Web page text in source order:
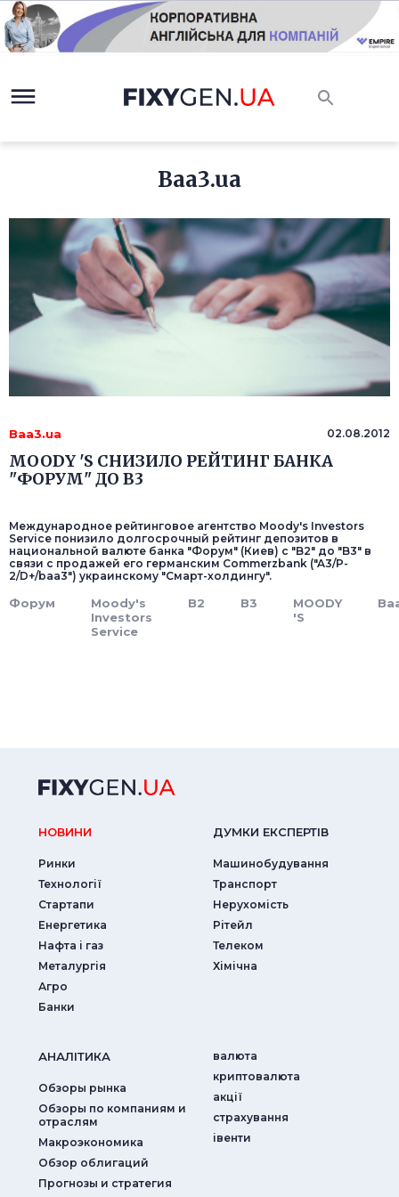
Baa3.ua
Baa3.ua 02.08.2012
MOODY 'S СНИЗИЛО РЕЙТИНГ БАНКА
"ФОРУМ" ДО B3
Международное рейтинговое агентство Moody's Investors
Service понизило долгосрочный рейтинг депозитов в
национальной валюте банка "Форум" (Киев) с "B2" до "B3" в
связи с продажей его германским Commerzbank ("A3/P-
2/D+/baa3") украинскому "Смарт-холдингу".
Форум
Moody's
Investors
Service
B2 B3
MOODY
'S
НОВИНИ
Ринки
Технології
Стартапи
Енергетика
Нафта і газ
Металургія
Агро
Банки
ДУМКИ ЕКСПЕРТIВ
Машинобудування
Транспорт
Нерухомість
Рітейл
Телеком
Хімічна
АНАЛIТИКА
Обзоры рынка
Обзоры по компаниям и
отраслям
Макроэкономика
Обзор облигаций
Прогнозы и стратегия
валюта
криптовалюта
акції
страхування
iвенти